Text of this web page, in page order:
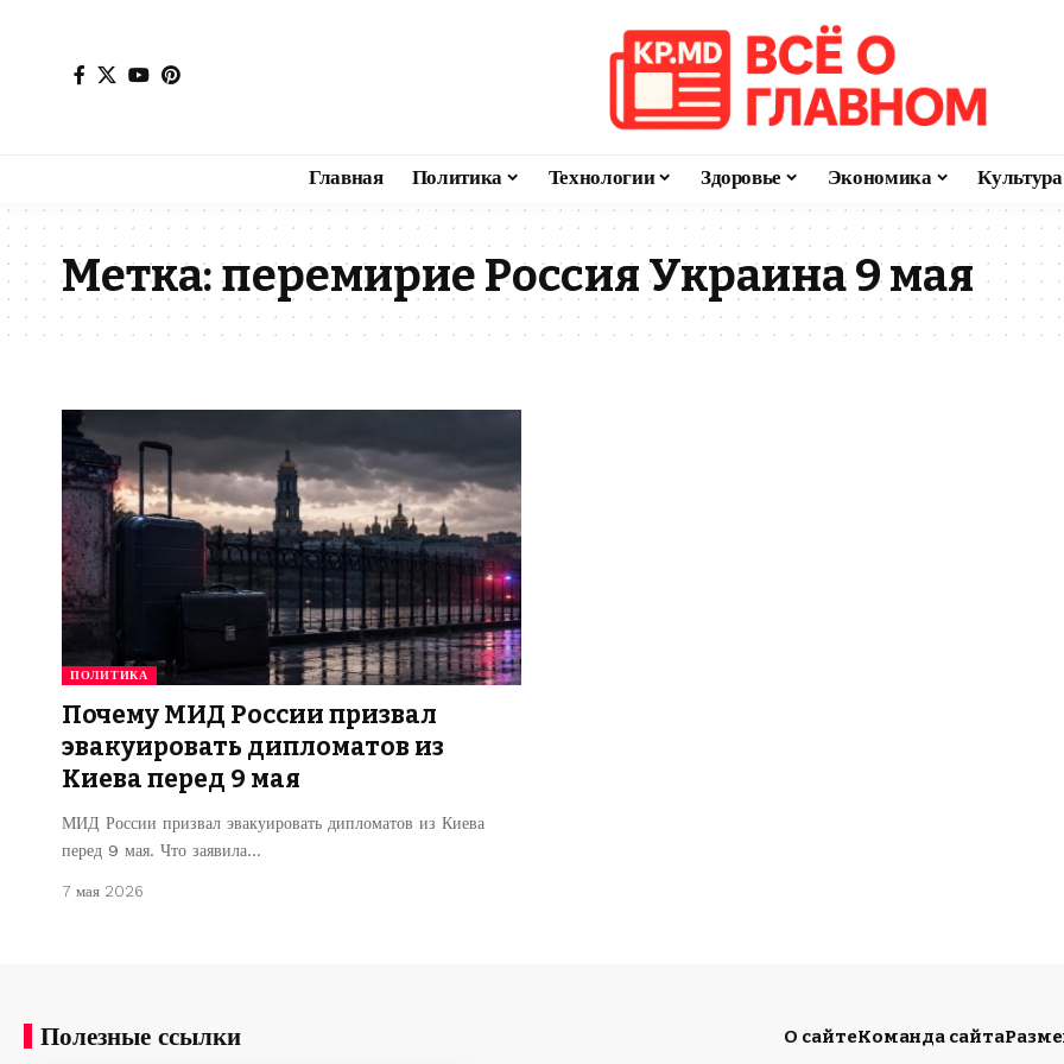
Главная Политика Технологии Здоровье Экономика Культура
Метка:перемирие Россия Украина 9 мая
ПОЛИТИКА
Почему МИД России призвал
эвакуировать дипломатов из
Киева перед 9 мая
МИД России призвал эвакуировать дипломатов из Киева
перед 9 мая. Что заявила…
7 мая 2026
Полезные ссылки О сайтеКоманда сайта